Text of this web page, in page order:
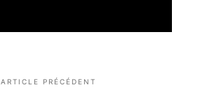
ARTICLE PRÉCÉDENT